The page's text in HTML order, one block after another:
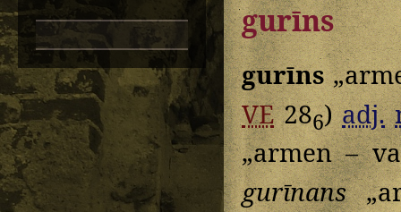
gurīns
gurīns
VE286)adj.
„armen –
gurīnans